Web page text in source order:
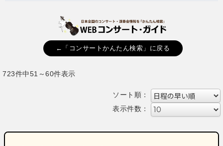
←「コンサートかんたん検索」に戻る
723件中51～60件表示
ソート順：
表示件数：